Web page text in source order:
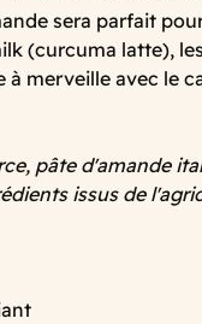
sera parfait
(curcuma latte),
à merveille avec le
pâte d'amande
issus de